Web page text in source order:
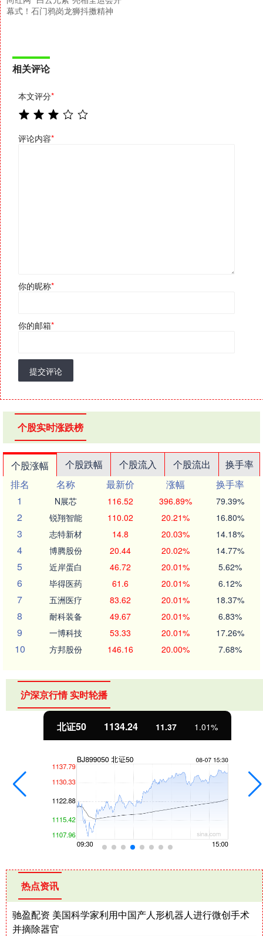
幕式！石门鸦岗龙狮抖擞精神
相关评论
本文评分*
评论内容*
你的昵称*
你的邮箱*
提交评论
个股实时涨跌榜
个股涨幅 个股跌幅 个股流入 个股流出
换手率
排名
名称 最新价 涨幅
换手率
1
N展芯 116.52 396.89% 79.39%
2 锐翔智能 110.02 20.21% 16.80%
3 志特新材 14.8 20.03% 14.18%
4 博腾股份 20.44 20.02% 14.77%
5 近岸蛋白 46.72 20.01% 5.62%
6 毕得医药 61.6 20.01% 6.12%
7 五洲医疗 83.62 20.01% 18.37%
8 耐科装备 49.67 20.01% 6.83%
9 一博科技 53.33 20.01% 17.26%
10 方邦股份 146.16 20.00% 7.68%
沪深京行情 实时轮播
北证50 1134.24 11.37 1.01%
热点资讯
驰盈配资 美国科学家利用中国产人形机器人进行微创手术
并摘除器官